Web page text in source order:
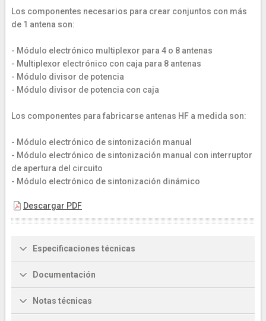
Los componentes necesarios para crear conjuntos con más
de 1 antena son:
- Módulo electrónico multiplexor para 4 o 8 antenas
- Multiplexor electrónico con caja para 8 antenas
- Módulo divisor de potencia
- Módulo divisor de potencia con caja
Los componentes para fabricarse antenas HF a medida son:
- Módulo electrónico de sintonización manual
- Módulo electrónico de sintonización manual con interruptor
de apertura del circuito
- Módulo electrónico de sintonización dinámico
Descargar PDF
Especificaciones técnicas
Documentación
Notas técnicas